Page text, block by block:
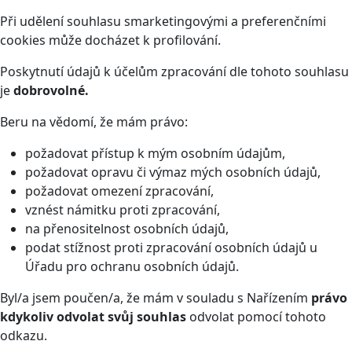
Při udělení souhlasu smarketingovými a preferenčními
cookies může docházet k profilování.
Poskytnutí údajů k účelům zpracování dle tohoto souhlasu
jedobrovolné.
Beru na vědomí, že mám právo:
požadovat přístup k mým osobním údajům,
požadovat opravu či výmaz mých osobních údajů,
požadovat omezení zpracování,
vznést námitku proti zpracování,
na přenositelnost osobních údajů,
podat stížnost proti zpracování osobních údajů u
Úřadu pro ochranu osobních údajů.
Byl/a jsem poučen/a, že mám v souladu s Nařízením právo
kdykoliv odvolat svůj souhlas odvolat pomocí tohoto
odkazu.